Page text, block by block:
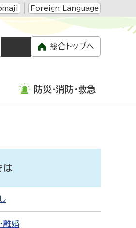
Foreign Language
総合トップへ
防災・消防・救急
は
離婚